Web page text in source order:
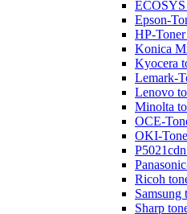
ECOSYS
Epson-
HP-Toner
Konica
Kyocera
Lemark-
Lenovo
Minolta
OCE-
OKI-
Ricoh
Samsung
Sharp